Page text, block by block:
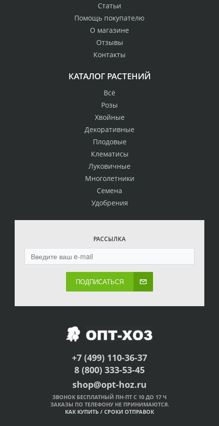
Статьи
Помощь покупателю
О магазине
Отзывы
Контакты
КАТАЛОГ РАСТЕНИЙ
Всё
Розы
Хвойные
Декоративные
Плодовые
Клематисы
Луковичные
Многолетники
Семена
Удобрения
РАССЫЛКА
ПОДПИСАТЬСЯ
+7 (499) 110-36-37
8 (800) 333-53-45
shop@opt-hoz.ru
ЗВОНОК БЕСПЛАТНЫЙ ПН-ПТ С 10 ДО 17 Ч
ЗАКАЗЫ ПО ТЕЛЕФОНУ НЕ ПРИНИМАЮТСЯ.
КАК КУПИТЬ / СРОКИ ОТПРАВОК